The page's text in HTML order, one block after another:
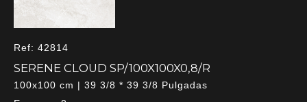
Ref: 42814
SERENE CLOUD SP/100X100X0,8/R
100x100 cm | 39 3/8 * 39 3/8 Pulgadas